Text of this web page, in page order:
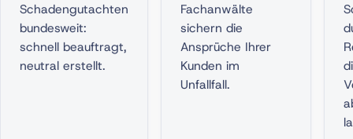
Schadengutachten
bundesweit:
schnell beauftragt,
neutral erstellt.
Fachanwälte
sichern die
Ansprüche Ihrer
Kunden im
Unfallfall.